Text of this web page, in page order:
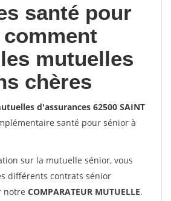
santé pour
mutuelles
chères
d'assurances 62500 SAINT
santé pour sénior à
sur la mutuelle sénior, vous
différents contrats sénior
notre COMPARATEUR MUTUELLE.